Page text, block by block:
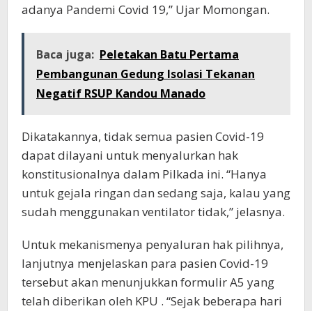
adanya Pandemi Covid 19,” Ujar Momongan.
Baca juga: Peletakan Batu Pertama
Pembangunan Gedung Isolasi Tekanan
Negatif RSUP Kandou Manado
Dikatakannya, tidak semua pasien Covid-19
dapat dilayani untuk menyalurkan hak
konstitusionalnya dalam Pilkada ini. “Hanya
untuk gejala ringan dan sedang saja, kalau yang
sudah menggunakan ventilator tidak,” jelasnya.
Untuk mekanismenya penyaluran hak pilihnya,
lanjutnya menjelaskan para pasien Covid-19
tersebut akan menunjukkan formulir A5 yang
telah diberikan oleh KPU . “Sejak beberapa hari